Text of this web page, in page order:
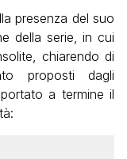
presenza del suo
della serie, in cui
chiarendo di
proposti dagli
a termine il